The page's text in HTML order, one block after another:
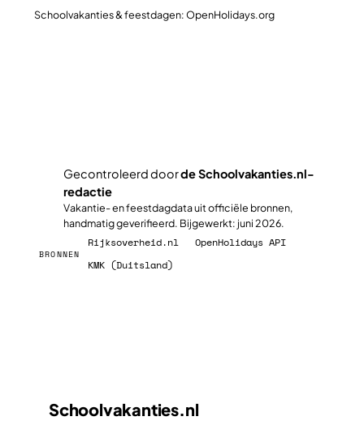
Schoolvakanties & feestdagen: OpenHolidays.org
Gecontroleerd doorde Schoolvakanties.nl-
redactie
Vakantie- en feestdagdata uit officiële bronnen,
handmatig geverifieerd. Bijgewerkt: juni 2026.
BRONNEN
Rijksoverheid.nl
OpenHolidays API
KMK (Duitsland)
Schoolvakanties.nl